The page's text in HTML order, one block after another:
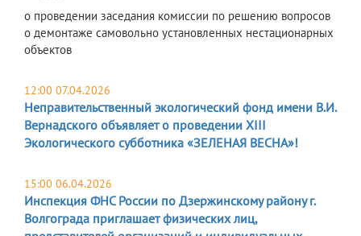
о проведении заседания комиссии по решению вопросов
о демонтаже самовольно установленных нестационарных
объектов
12:00 07.04.2026
Неправительственный экологический фонд имени В.И.
Вернадского объявляет о проведении XIII
Экологического субботника «ЗЕЛЕНАЯ ВЕСНА»!
15:00 06.04.2026
Инспекция ФНС России по Дзержинскому району г.
Волгограда приглашает физических лиц,